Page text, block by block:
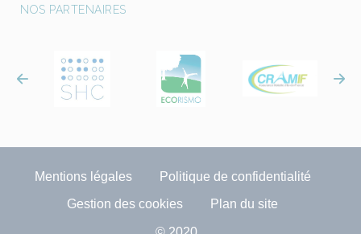
NOS PARTENAIRES
Mentions légales
Politique de confidentialité
Gestion des cookies
Plan du site